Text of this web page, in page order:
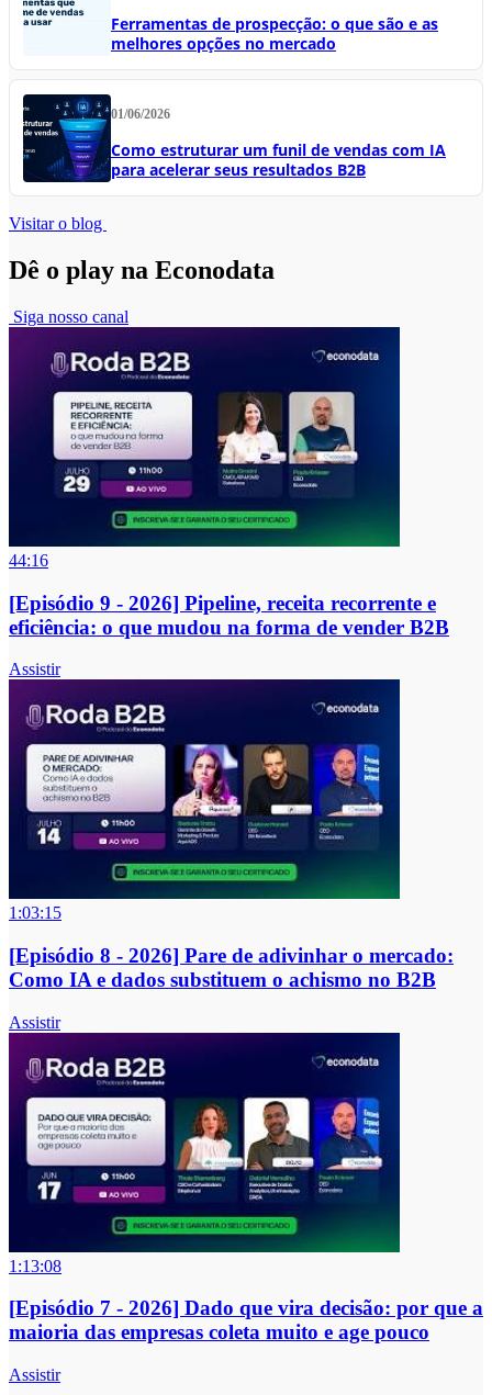
Ferramentas de prospecção: o que são e as
melhores opções no mercado
01/06/2026
Como estruturar um funil de vendas com IA
para acelerar seus resultados B2B
Visitar o blog
Dê o play na Econodata
Siga nosso canal
44:16
[Episódio 9 - 2026] Pipeline, receita recorrente e
eficiência: o que mudou na forma de vender B2B
Assistir
1:03:15
[Episódio 8 - 2026] Pare de adivinhar o mercado:
Como IA e dados substituem o achismo no B2B
Assistir
1:13:08
[Episódio 7 - 2026] Dado que vira decisão: por que a
maioria das empresas coleta muito e age pouco
Assistir